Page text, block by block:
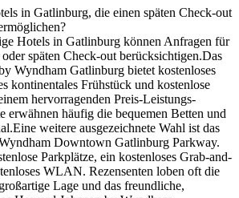
in Gatlinburg, die einen späten Check-out
Hotels in Gatlinburg können Anfragen für
späten Check-out berücksichtigen.Das
Wyndham Gatlinburg bietet kostenloses
kontinentales Frühstück und kostenlose
hervorragenden Preis-Leistungs-
erwähnen häufig die bequemen Betten und
weitere ausgezeichnete Wahl ist das
Downtown Gatlinburg Parkway.
Parkplätze, ein kostenloses Grab-and-
WLAN. Rezensenten loben oft die
Lage und das freundliche,